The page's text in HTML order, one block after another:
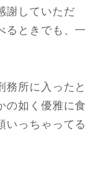
謝していただ
るときでも、一
務所に入ったと
の如く優雅に食
いっちゃってる